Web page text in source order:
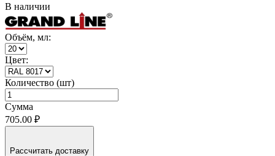
В наличии
Объём, мл:
Цвет:
Количество (шт)
Сумма
705.00 ₽
Рассчитать доставку